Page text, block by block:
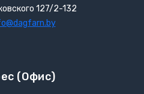
127/2-132
(офис)